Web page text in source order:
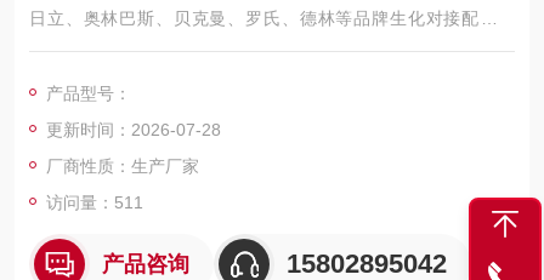
日立、奥林巴斯、贝克曼、罗氏、德林等品牌生化对接配套使
用，另设计取水口，可用于日常监测使用。
产品型号：
更新时间：2026-07-28
厂商性质：生产厂家
访问量：511
产品咨询 15802895042